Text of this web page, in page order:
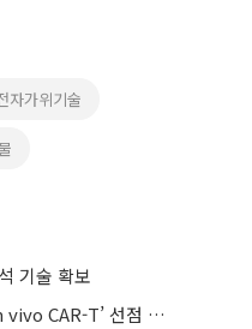
자가위기술
기술 확보
J&J도 참전…빅파마, 차세대 ‘in vivo CAR-T’ 선점 경쟁 본격화